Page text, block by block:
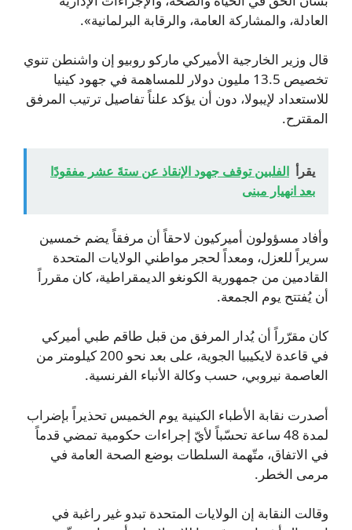
العادلة، والمشاركة العامة، والرقابة البرلمانية».
قال وزير الخارجية الأميركي ماركو روبيو إن واشنطن تنوي
تخصيص 13.5 مليون دولار للمساهمة في جهود كينيا
للاستعداد لإيبولا، دون أن يؤكد علناً تفاصيل ترتيب المرفق
المقترح.
يقرأ الفلبين توقف جهود الإنقاذ عن ستةَ عشر مفقودًا
بعد انهيار مبنى
وأفاد مسؤولون أميركيون لاحقاً أن مرفقاً يضم خمسين
سريراً للعزل، ومعداً لحجر مواطني الولايات المتحدة
القادمين من جمهورية الكونغو الديمقراطية، كان مقرراً
أن يُفتتح يوم الجمعة.
كان مقرّراً أن يُدار المرفق من قبل طاقم طبي أميركي
في قاعدة لايكيبيا الجوية، على بعد نحو 200 كيلومتر من
العاصمة نيروبي، حسب وكالة الأنباء الفرنسية.
أصدرت نقابة الأطباء الكينية يوم الخميس تحذيراً بإضراب
لمدة 48 ساعة تحسّباً لأيّ إجراءات حكومية تمضي قدماً
في الاتفاق، متّهمة السلطات بوضع الصحة العامة في
مرمى الخطر.
وقالت النقابة إن الولايات المتحدة تبدو غير راغبة في